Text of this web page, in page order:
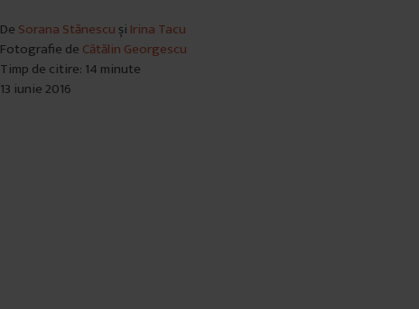
De Sorana Stănescu și Irina Tacu
Fotografie de Cătălin Georgescu
Timp de citire: 14 minute
13 iunie 2016